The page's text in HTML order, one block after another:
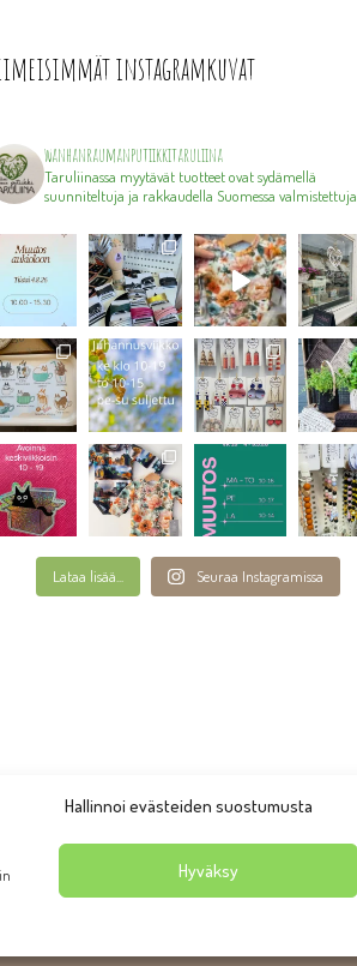
Hallinnoi evästeiden suostumusta
Hyväksy
instagramkuvat
wanhanraumanputiikkitaruliina
Taruliinassa myytävät tuotteet ovat sydämellä
suunniteltuja ja rakkaudella Suomessa valmistettuja.
Lataa lisää... Seuraa Instagramissa